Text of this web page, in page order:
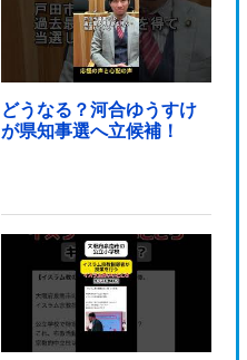
どうなる？河合ゆうすけ
が県知事選へ立候補！